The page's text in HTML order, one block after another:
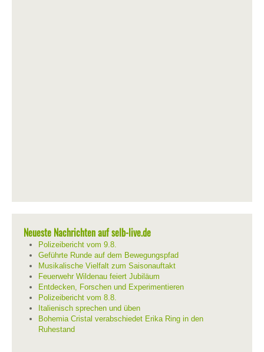
Neueste Nachrichten auf selb-live.de
Polizeibericht vom 9.8.
Geführte Runde auf dem Bewegungspfad
Musikalische Vielfalt zum Saisonauftakt
Feuerwehr Wildenau feiert Jubiläum
Entdecken, Forschen und Experimentieren
Polizeibericht vom 8.8.
Italienisch sprechen und üben
Bohemia Cristal verabschiedet Erika Ring in den
Ruhestand